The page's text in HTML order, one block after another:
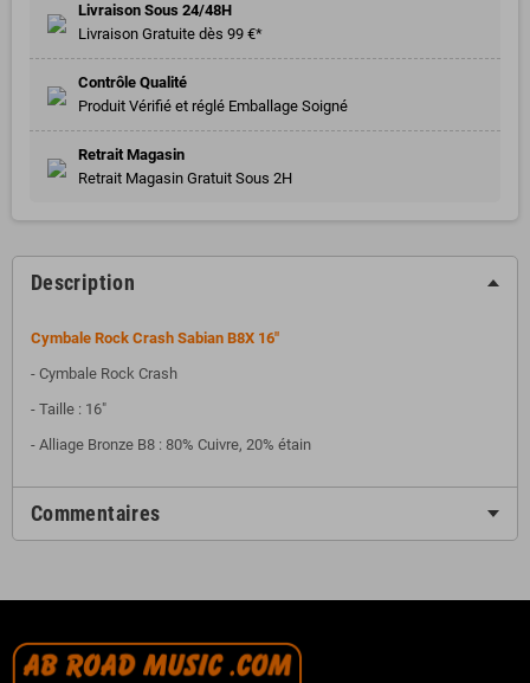
Livraison Sous 24/48H
Livraison Gratuite dès 99 €*
Contrôle Qualité
Produit Vérifié et réglé Emballage Soigné
Retrait Magasin
Retrait Magasin Gratuit Sous 2H
Description
Cymbale Rock Crash Sabian B8X 16"
- Cymbale Rock Crash
- Taille : 16"
- Alliage Bronze B8 : 80% Cuivre, 20% étain
Commentaires